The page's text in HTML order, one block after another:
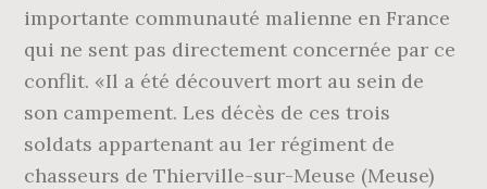
importante communauté malienne en France
qui ne sent pas directement concernée par ce
conflit. «Il a été découvert mort au sein de
son campement. Les décès de ces trois
soldats appartenant au 1er régiment de
chasseurs de Thierville-sur-Meuse (Meuse)